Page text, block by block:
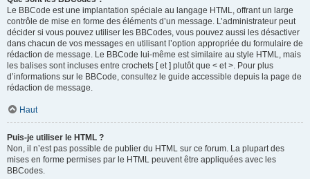
Le BBCode est une implantation spéciale au langage HTML, offrant un large
contrôle de mise en forme des éléments d’un message. L’administrateur peut
décider si vous pouvez utiliser les BBCodes, vous pouvez aussi les désactiver
dans chacun de vos messages en utilisant l’option appropriée du formulaire de
rédaction de message. Le BBCode lui-même est similaire au style HTML, mais
les balises sont incluses entre crochets [ et ] plutôt que < et >. Pour plus
d’informations sur le BBCode, consultez le guide accessible depuis la page de
rédaction de message.
Haut
Puis-je utiliser le HTML ?
Non, il n’est pas possible de publier du HTML sur ce forum. La plupart des
mises en forme permises par le HTML peuvent être appliquées avec les
BBCodes.